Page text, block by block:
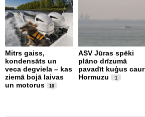
Mitrs gaiss,
kondensāts un
veca degviela – kas
ziemā bojā laivas
un motorus
10
ASV Jūras spēki
plāno drīzumā
pavadīt kuģus caur
Hormuzu
1